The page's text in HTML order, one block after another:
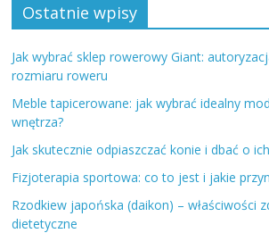
Ostatnie wpisy
Jak wybrać sklep rowerowy Giant:
rozmiaru roweru
Meble tapicerowane: jak wybrać idealny
wnętrza?
Jak skutecznie odpiaszczać konie i dbać o
Fizjoterapia sportowa: co to jest i jakie
Rzodkiew japońska (daikon) – właściwości
dietetyczne